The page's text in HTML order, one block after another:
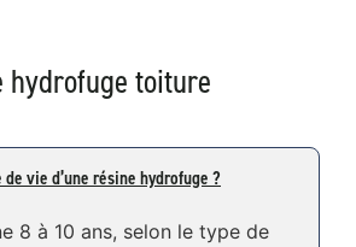
hydrofuge toiture
vie d’une résine hydrofuge ?
8 à 10 ans, selon le type de